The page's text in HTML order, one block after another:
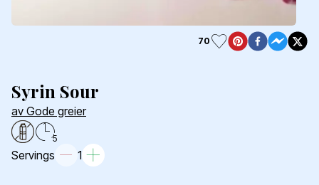
Syrin Sour
av Gode greier
5
Servings 1
70